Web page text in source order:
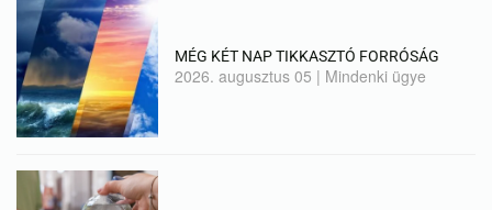
MÉG KÉT NAP TIKKASZTÓ FORRÓSÁG
2026. augusztus 05 | Mindenki ügye